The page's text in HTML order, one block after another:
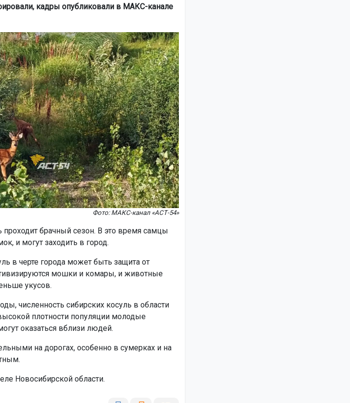
кадры опубликовали в МАКС-канале
Фото: МАКС-канал «АСТ-54»
проходит брачный сезон. В это время самцы
и могут заходить в город.
в черте города может быть защита от
мошки и комары, и животные
укусов.
численность сибирских косуль в области
плотности популяции молодые
оказаться вблизи людей.
на дорогах, особенно в сумерках и на
Новосибирской области.